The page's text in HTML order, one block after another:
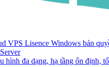
VPS Lisence Windows bản
hình đa dạng, hạ tầng ổn định,